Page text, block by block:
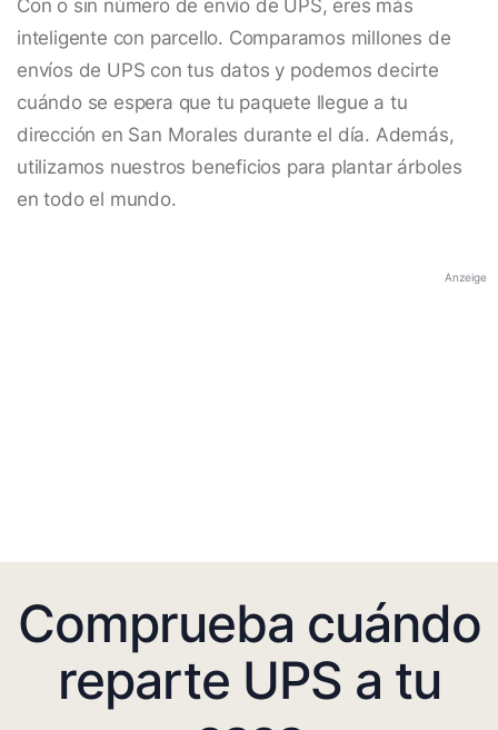
Con o sin número de envío de UPS, eres más
inteligente con parcello. Comparamos millones de
envíos de UPS con tus datos y podemos decirte
cuándo se espera que tu paquete llegue a tu
dirección en San Morales durante el día. Además,
utilizamos nuestros beneficios para plantar árboles
en todo el mundo.
Anzeige
Comprueba cuándo
reparte UPS a tu